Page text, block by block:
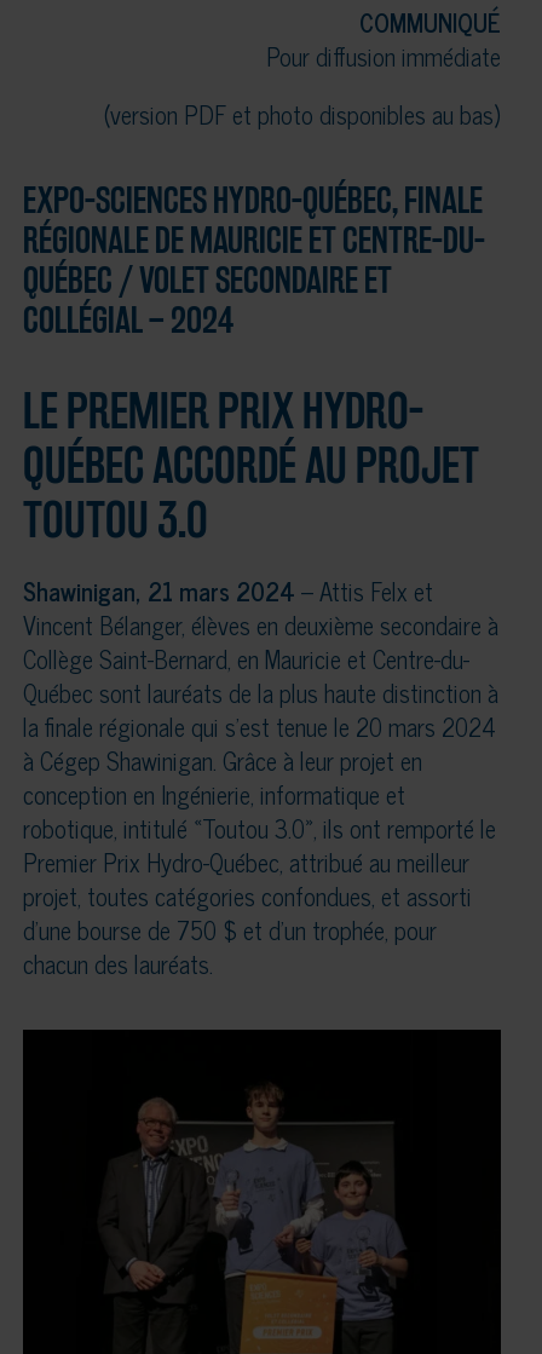
COMMUNIQUÉ
Pour diffusion immédiate
(version PDF et photo disponibles au bas)
EXPO-SCIENCES HYDRO-QUÉBEC, FINALE
RÉGIONALE DE MAURICIE ET CENTRE-DU-
QUÉBEC / VOLET SECONDAIRE ET
COLLÉGIAL – 2024
LE PREMIER PRIX HYDRO-
QUÉBEC ACCORDÉ AU PROJET
TOUTOU 3.0
Shawinigan, 21 mars 2024– Attis Felx et
Vincent Bélanger, élèves en deuxième secondaire à
Collège Saint-Bernard, en Mauricie et Centre-du-
Québec sont lauréats de la plus haute distinction à
la finale régionale qui s’est tenue le 20 mars 2024
à Cégep Shawinigan. Grâce à leur projet en
conception en Ingénierie, informatique et
robotique, intitulé «Toutou 3.0», ils ont remporté le
Premier Prix Hydro-Québec, attribué au meilleur
projet, toutes catégories confondues, et assorti
d’une bourse de 750 $ et d’un trophée, pour
chacun des lauréats.